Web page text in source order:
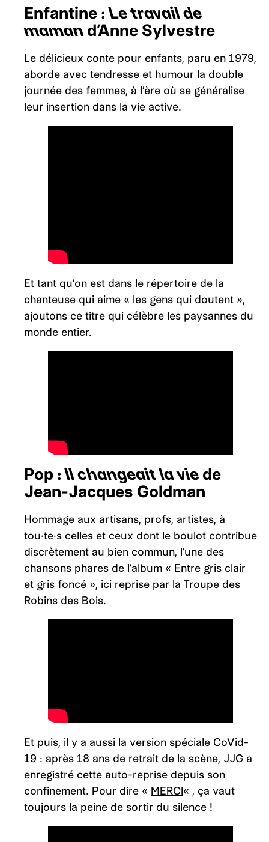
Enfantine :Le travail de
mamand’Anne Sylvestre
Le délicieux conte pour enfants, paru en 1979,
aborde avec tendresse et humour la double
journée des femmes, à l’ère où se généralise
leur insertion dans la vie active.
Et tant qu’on est dans le répertoire de la
chanteuse qui aime « les gens qui doutent »,
ajoutons ce titre qui célèbre les paysannes du
monde entier.
Pop :Il changeait la vie de
Jean-Jacques Goldman
Hommage aux artisans, profs, artistes, à
tou·te·s celles et ceux dont le boulot contribue
discrètement au bien commun, l’une des
chansons phares de l’album « Entre gris clair
et gris foncé », ici reprise par la Troupe des
Robins des Bois.
Et puis, il y a aussi la version spéciale CoVid-
19 : après 18 ans de retrait de la scène, JJG a
enregistré cette auto-reprise depuis son
confinement. Pour dire « MERCI« , ça vaut
toujours la peine de sortir du silence !